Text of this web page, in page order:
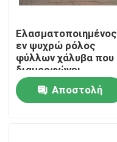
Σπίτι
Προϊόντα
Ελασματοποιημένος
εν ψυχρώ ρόλος
φύλλων χάλυβα που
διαμορφώνει
γαλβανισμένο το
μηχανή ηλιακό κανάλι
Unistrict ραφιών
Αποστολή